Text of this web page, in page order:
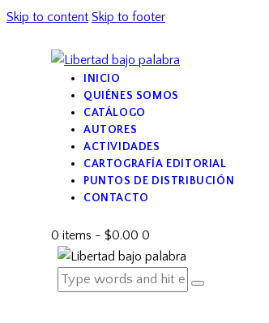
Skip to content Skip to footer
INICIO
QUIÉNES SOMOS
CATÁLOGO
AUTORES
ACTIVIDADES
CARTOGRAFÍA EDITORIAL
PUNTOS DE DISTRIBUCIÓN
CONTACTO
0 items - $0.00 0